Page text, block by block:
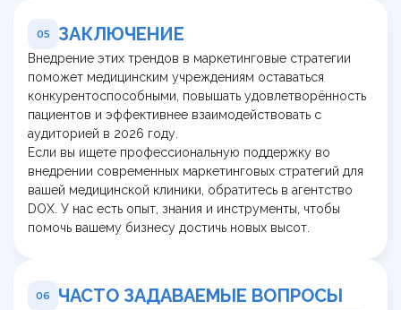
05 ЗАКЛЮЧЕНИЕ
Внедрение этих трендов в маркетинговые стратегии
поможет медицинским учреждениям оставаться
конкурентоспособными, повышать удовлетворённость
пациентов и эффективнее взаимодействовать с
аудиторией в 2026 году.
Если вы ищете профессиональную поддержку во
внедрении современных маркетинговых стратегий для
вашей медицинской клиники, обратитесь в агентство
DOX. У нас есть опыт, знания и инструменты, чтобы
помочь вашему бизнесу достичь новых высот.
06 ЧАСТО ЗАДАВАЕМЫЕ ВОПРОСЫ